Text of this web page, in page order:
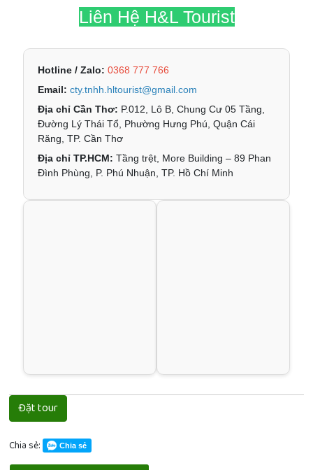
Liên Hệ H&L Tourist
Hotline / Zalo: 0368 777 766
Email: cty.tnhh.hltourist@gmail.com
Địa chỉ Cần Thơ: P.012, Lô B, Chung Cư 05 Tầng,
Đường Lý Thái Tổ, Phường Hưng Phú, Quận Cái
Răng, TP. Cần Thơ
Địa chỉ TP.HCM: Tầng trệt, More Building – 89 Phan
Đình Phùng, P. Phú Nhuận, TP. Hồ Chí Minh
Đặt tour
Chia sẻ: Chia sẻ